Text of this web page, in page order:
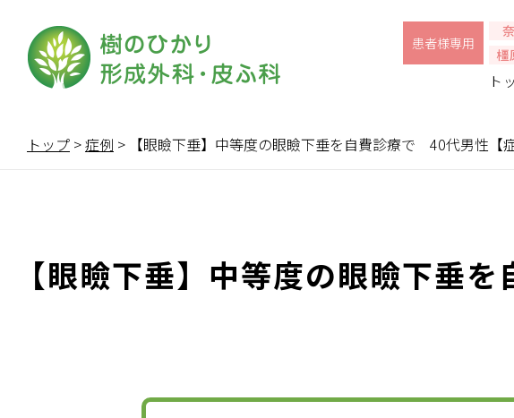
患者様専用
橿
ト
トップ >症例 > 【眼瞼下垂】中等度の眼瞼下垂を自費診療で 40代男性【
【眼瞼下垂】中等度の眼瞼下垂